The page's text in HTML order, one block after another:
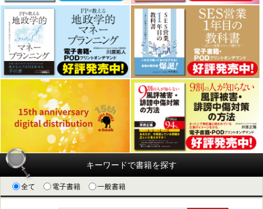
キーワードで書籍を探す
全て 電子書籍 一般書籍